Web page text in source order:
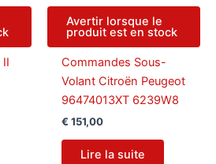
Avertir lorsque le
produit est en stock
Commandes Sous-
Volant Citroën Peugeot
96474013XT 6239W8
€ 151,00
Lire la suite